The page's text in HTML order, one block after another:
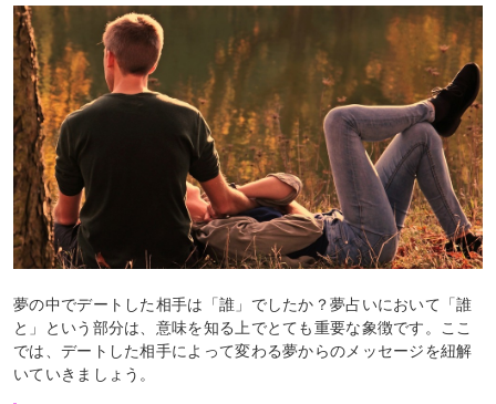
夢の中でデートした相手は「誰」でしたか？夢占いにおいて「誰
と」という部分は、意味を知る上でとても重要な象徴です。ここ
では、デートした相手によって変わる夢からのメッセージを紐解
いていきましょう。